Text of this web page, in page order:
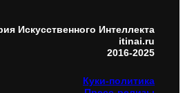
Искусственного Интеллекта
itinai.ru
2016-2025
Куки-политика